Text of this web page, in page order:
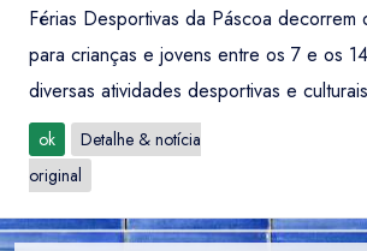
Férias Desportivas da Páscoa decorrem
para crianças e jovens entre os 7 e os
diversas atividades desportivas e
ok
Detalhe & notícia
original